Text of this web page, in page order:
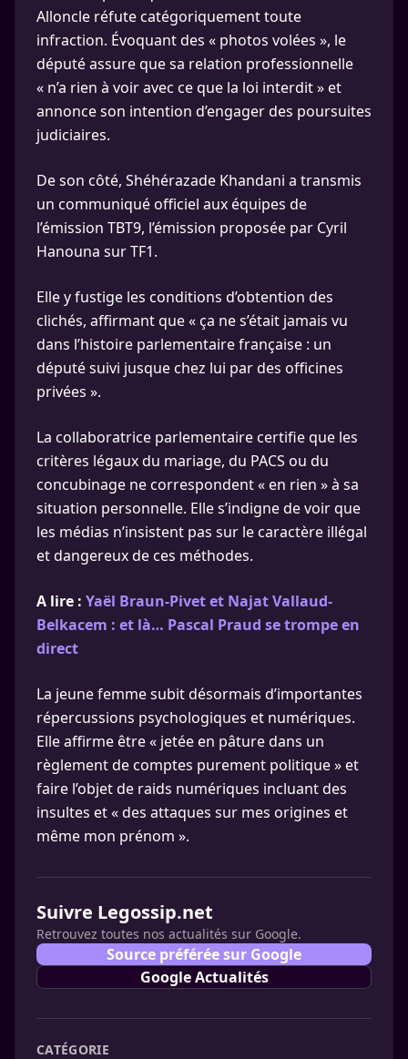
Alloncle réfute catégoriquement toute
infraction. Évoquant des « photos volées », le
député assure que sa relation professionnelle
« n’a rien à voir avec ce que la loi interdit » et
annonce son intention d’engager des poursuites
judiciaires.
De son côté, Shéhérazade Khandani a transmis
un communiqué officiel aux équipes de
l’émission TBT9, l’émission proposée par Cyril
Hanouna sur TF1.
Elle y fustige les conditions d’obtention des
clichés, affirmant que « ça ne s’était jamais vu
dans l’histoire parlementaire française : un
député suivi jusque chez lui par des officines
privées ».
La collaboratrice parlementaire certifie que les
critères légaux du mariage, du PACS ou du
concubinage ne correspondent « en rien » à sa
situation personnelle. Elle s’indigne de voir que
les médias n’insistent pas sur le caractère illégal
et dangereux de ces méthodes.
A lire : Yaël Braun-Pivet et Najat Vallaud-
Belkacem : et là… Pascal Praud se trompe en
direct
La jeune femme subit désormais d’importantes
répercussions psychologiques et numériques.
Elle affirme être « jetée en pâture dans un
règlement de comptes purement politique » et
faire l’objet de raids numériques incluant des
insultes et « des attaques sur mes origines et
même mon prénom ».
Suivre Legossip.net
Retrouvez toutes nos actualités sur Google.
Source préférée sur Google
Google Actualités
CATÉGORIE